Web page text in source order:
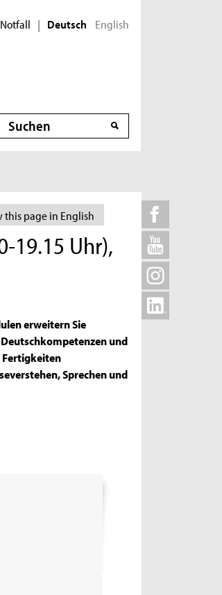
| Deutsch English
Suche
this page in English
19.15 Uhr),
erweitern Sie
und
Sprechen und